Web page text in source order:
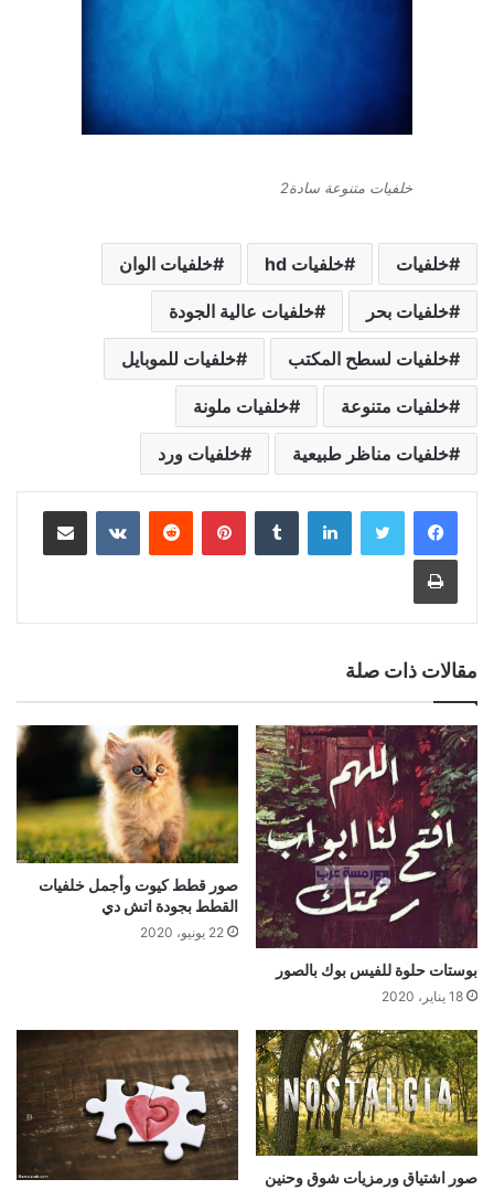
خلفيات متنوعة سادة2
خلفيات خلفيات hd خلفيات الوان
خلفيات بحر خلفيات عالية الجودة
خلفيات لسطح المكتب خلفيات للموبايل
خلفيات متنوعة خلفيات ملونة
خلفيات مناظر طبيعية خلفيات ورد
لينكدإن بينتيريست مشاركة عبر البريد
طباعة
مقالات ذات صلة
بوستات حلوة للفيس بوك بالصور
18 يناير، 2020
صور قطط كيوت وأجمل خلفيات
القطط بجودة اتش دي
22 يونيو، 2020
صور اشتياق ورمزيات شوق وحنين